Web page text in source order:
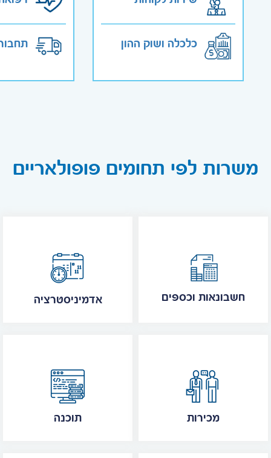
כלכלה ושוק ההון
משרות לפי תחומים פופולאריים
אדמיניסטרציה חשבונאות וכספים
תוכנה מכירות